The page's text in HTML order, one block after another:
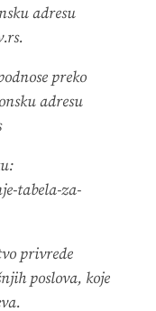
adresu
preko
adresu
tabela-za-
privrede
poslova, koje